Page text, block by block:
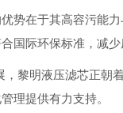
势在于其高容污能
国际环保标准，减
，黎明液压滤芯正朝
理提供有力支持。